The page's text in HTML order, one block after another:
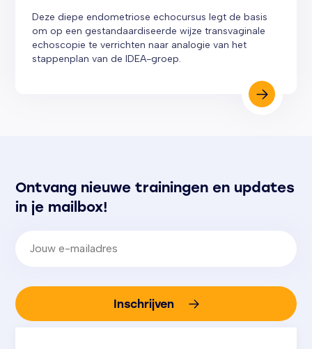
Deze diepe endometriose echocursus legt de basis
om op een gestandaardiseerde wijze transvaginale
echoscopie te verrichten naar analogie van het
stappenplan van de IDEA-groep.
Ontvang nieuwe trainingen en updates
in je mailbox!
Inschrijven